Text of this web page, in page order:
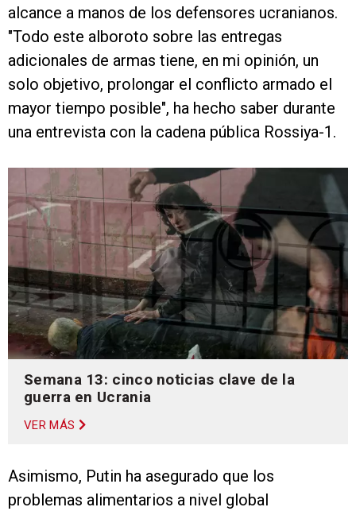
alcance a manos de los defensores ucranianos.
"Todo este alboroto sobre las entregas
adicionales de armas tiene, en mi opinión, un
solo objetivo, prolongar el conflicto armado el
mayor tiempo posible", ha hecho saber durante
una entrevista con la cadena pública Rossiya-1.
Semana 13: cinco noticias clave de la
guerra en Ucrania
VER MÁS
Asimismo, Putin ha asegurado que los
problemas alimentarios a nivel global